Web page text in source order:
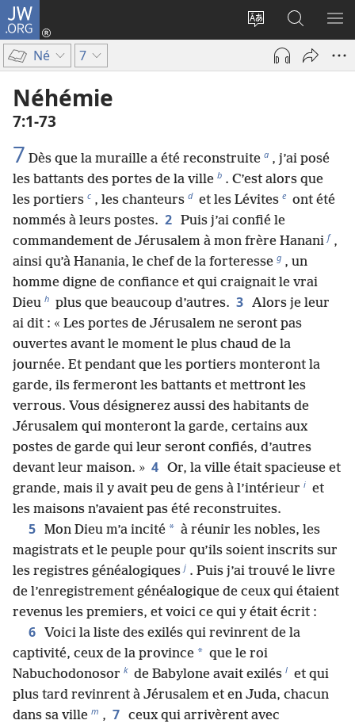
JW.ORG
Changer
langue
Se
connecter
sur
JW.ORG
Né 7
Néhémie
7​:​1-73
7 Dès que la muraille a été reconstruite a , j’ai posé
les battants des portes de la ville b . C’est alors que
les portiers c , les chanteurs d et les Lévites e ont été
nommés à leurs postes. 2 Puis j’ai confié le
commandement de Jérusalem à mon frère Hanani f ,
ainsi qu’à Hanania, le chef de la forteresse g , un
homme digne de confiance et qui craignait le vrai
Dieu h plus que beaucoup d’autres. 3 Alors je leur
ai dit : « Les portes de Jérusalem ne seront pas
ouvertes avant le moment le plus chaud de la
journée. Et pendant que les portiers monteront la
garde, ils fermeront les battants et mettront les
verrous. Vous désignerez aussi des habitants de
Jérusalem qui monteront la garde, certains aux
postes de garde qui leur seront confiés, d’autres
devant leur maison. » 4 Or, la ville était spacieuse et
grande, mais il y avait peu de gens à l’intérieur i et
les maisons n’avaient pas été reconstruites.
5 Mon Dieu m’a incité * à réunir les nobles, les
magistrats et le peuple pour qu’ils soient inscrits sur
les registres généalogiques j . Puis j’ai trouvé le livre
de l’enregistrement généalogique de ceux qui étaient
revenus les premiers, et voici ce qui y était écrit :
6 Voici la liste des exilés qui revinrent de la
captivité, ceux de la province * que le roi
Nabuchodonosor k de Babylone avait exilés l et qui
plus tard revinrent à Jérusalem et en Juda, chacun
dans sa ville m , 7 ceux qui arrivèrent avec